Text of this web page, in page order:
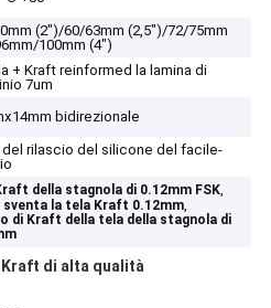
(2")/60/63mm (2,5")/72/75mm
100mm (4")
+ Kraft reinformed la lamina di
7um
bidirezionale
rilascio del silicone del facile-
della stagnola di 0.12mm FSK,
sventa la tela Kraft 0.12mm,
di Kraft della tela della stagnola di
di alta qualità